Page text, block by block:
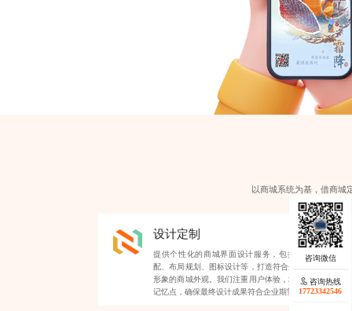
以商城系统为基，借商城
设计定制
提供个性化的商城界面设计服务，包括色彩搭
配、布局规划、图标设计等，打造符合企业品牌
形象的商城外观。我们注重用户体验，增强品牌
记忆点，确保最终设计成果符合企业期望。
咨询热线
17723342546